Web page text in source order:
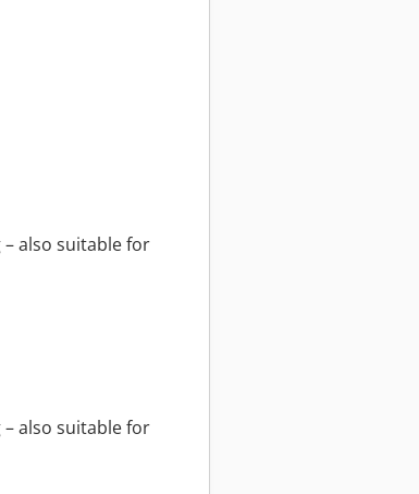
also suitable for
also suitable for